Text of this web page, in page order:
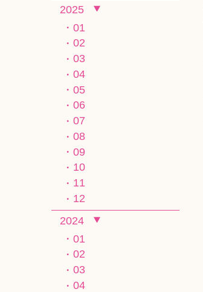
2025
01
02
03
04
05
06
07
08
09
10
11
12
2024
01
02
03
04